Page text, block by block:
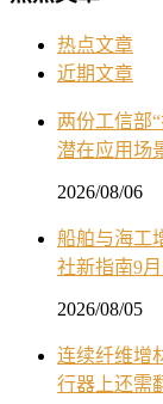
热点文章
近期文章
两份工信部
潜在应用场
2026/08/06
船舶与海工
社新指南9
2026/08/05
连续纤维增
行器上还需